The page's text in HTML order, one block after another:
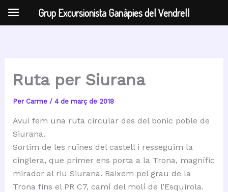
Ruta per Siurana
Per Carme / 4 de març de 2018
Avui fem una ruta circular des del bonic poble de
Siurana.
Sortim de les ruïnes del castell i resseguim la
cinglera, que primer ens porta a la Trona, magnífic
mirador al riu Siurana. Baixem pel grau de la
Trona fins el PR C7, camí del molí de l’Esquirola.
Grup Excursionista Ganàpies del Vendrell